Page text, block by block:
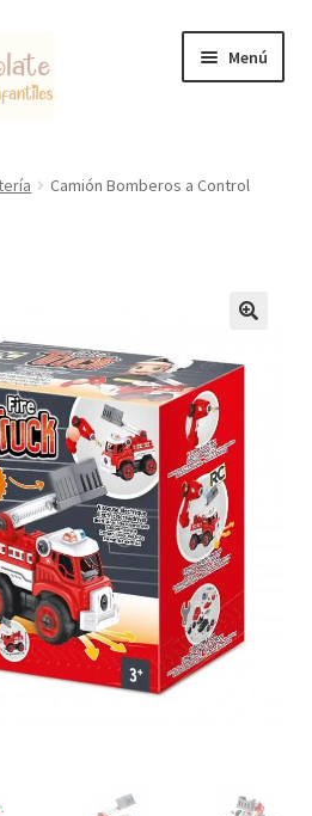
Menú
Educativa
Camión Bomberos a Control